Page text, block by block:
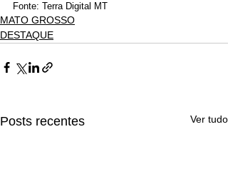
Fonte: Terra Digital MT
MATO GROSSO
DESTAQUE
Posts recentes Ver tudo